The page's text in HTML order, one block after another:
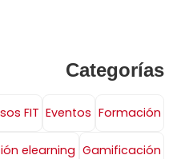
Categorías
FIT Eventos Formación
elearning Gamificación